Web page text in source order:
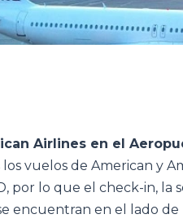
Airlines en el
los vuelos de American y
por lo que el check-in, la
encuentran en el lado